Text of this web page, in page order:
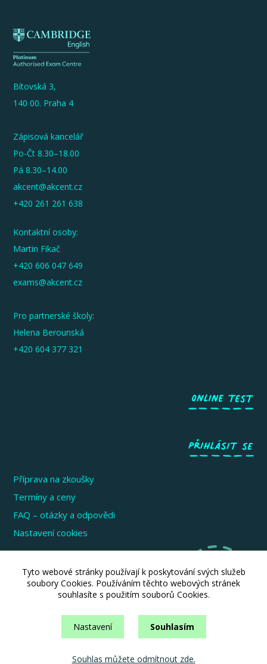
Bítovská 3,
140 00. Praha 4
Zápisová kancelář
Po-Čt 8.30–18.00
Pá 8.30–14.00
akcent@akcent.cz
+420 261 261 638
Kontaktní osoby:
Martin Fikač
+420 606 047 649
exams@akcent.cz
Pro partnerské školy:
Helena Berounská
+420 604 377 321
Příprava na zkoušky
Termíny a ceny
FAQ – otázky a odpovědi
Nastavení cookies
Zkoušky pro dospělé
Zkoušky pro firmy a instituce
Informace pro školy
Tyto webové stránky používají k poskytování svých služeb
soubory Cookies. Používáním těchto webových stránek
souhlasíte s použitím souborů Cookies.
Nastavení Souhlasím
Souhlas můžete odmítnout zde.